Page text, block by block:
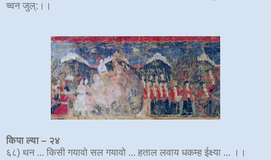
च्वन जुल्:।।
किपा ल्या– २४
६८) थन ... किसी गयावो सल गयावो ... हताल लवाय धकम्ह ईक्ष्या ... ।।